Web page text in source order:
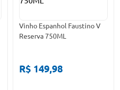
Vinho Espanhol Faustino V
Reserva 750ML
R$ 149,98